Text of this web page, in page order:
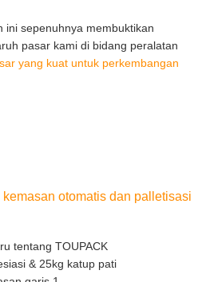
ini sepenuhnya membuktikan
pasar kami di bidang peralatan
yang kuat untuk perkembangan
otomatis dan palletisasi